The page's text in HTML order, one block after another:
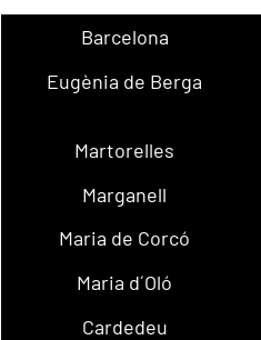
Barcelona
Eugènia de Berga
Martorelles
Marganell
Maria de Corcó
Maria d´Oló
Cardedeu